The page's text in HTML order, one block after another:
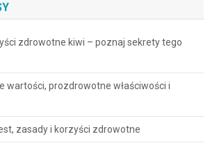
zdrowotne kiwi – poznaj sekrety tego
wartości, prozdrowotne właściwości i
zasady i korzyści zdrowotne